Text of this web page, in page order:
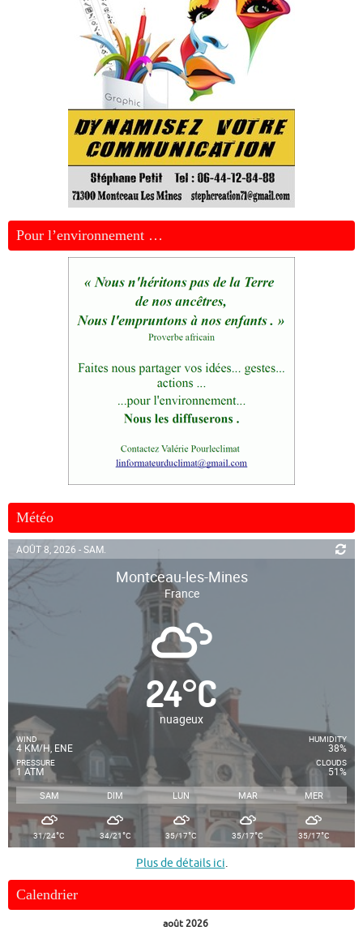
Pour l’environnement …
Météo
AOÛT 8, 2026 - SAM.
Montceau-les-Mines
France
24°C
nuageux
WIND
4 KM/H, ENE
PRESSURE
1 ATM
HUMIDITY
38%
CLOUDS
51%
SAM DIM LUN MAR MER
31/24°C 34/21°C 35/17°C 35/17°C 35/17°C
Plus de détails ici.
Calendrier
août 2026